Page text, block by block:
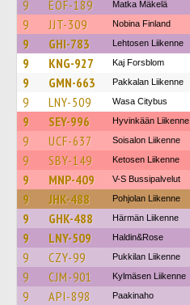
9 EOF-189 Matka Mäkelä
9 JJT-309 Nobina Finland
9 GHI-783 Lehtosen Liikenne
9 KNG-927 Kaj Forsblom
9 GMN-663 Pakkalan Liikenne
9 LNY-509 Wasa Citybus
9 SEY-996 Hyvinkään Liikenne
9 UCF-637 Soisalon Liikenne
9 SBY-149 Ketosen Liikenne
9 MNP-409 V-S Bussipalvelut
9 JHK-488 Pohjolan Liikenne
9 GHK-488 Härmän Liikenne
9 LNY-509 Haldin&Rose
9 CZY-99 Pukkilan Liikenne
9 CJM-901 Kylmäsen Liikenne
9 API-898 Paakinaho